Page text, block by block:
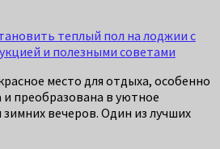
теплый пол на лоджии с
и полезными советами
место для отдыха, особенно
и преобразована в уютное
зимних вечеров. Один из лучших